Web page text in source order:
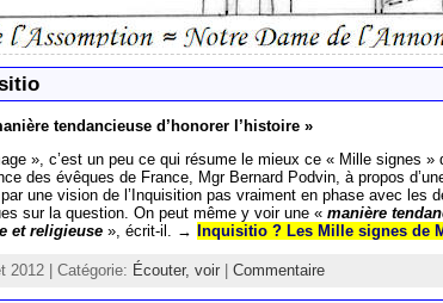
tendancieuse d’honorer l’histoire »
», c’est un peu ce qui résume le mieux ce « Mille signes »
des évêques de France, Mgr Bernard Podvin, à propos
une vision de l’Inquisition pas vraiment en phase avec les
sur la question. On peut même y voir une « manière
et religieuse », écrit-il. → Inquisitio ? Les Mille signes de
2012 | Catégorie: Écouter, voir Commentaire